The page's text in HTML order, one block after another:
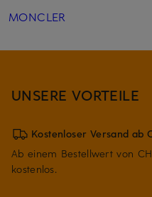
MONCLER
UNSERE VORTEILE
Kostenloser Versand ab
Ab einem Bestellwert von
kostenlos.